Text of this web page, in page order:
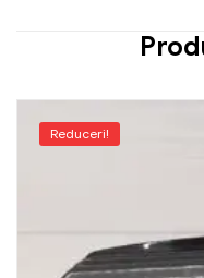
Reduceri!